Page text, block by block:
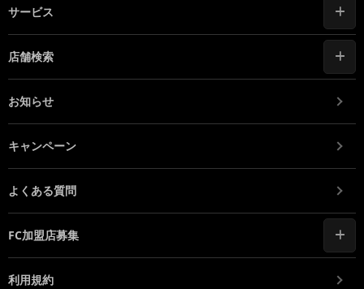
サービス
店舗検索
お知らせ
キャンペーン
よくある質問
FC加盟店募集
利用規約